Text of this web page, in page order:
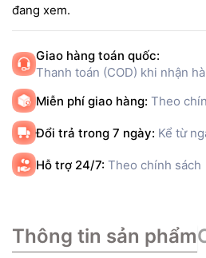
đang xem.
Giao hàng toán quốc:
Thanh toán (COD) khi nhận
Miễn phí giao hàng: Theo
Đổi trả trong 7 ngày: Kể từ
Hỗ trợ 24/7: Theo chính sách
Thông tin sản phẩm